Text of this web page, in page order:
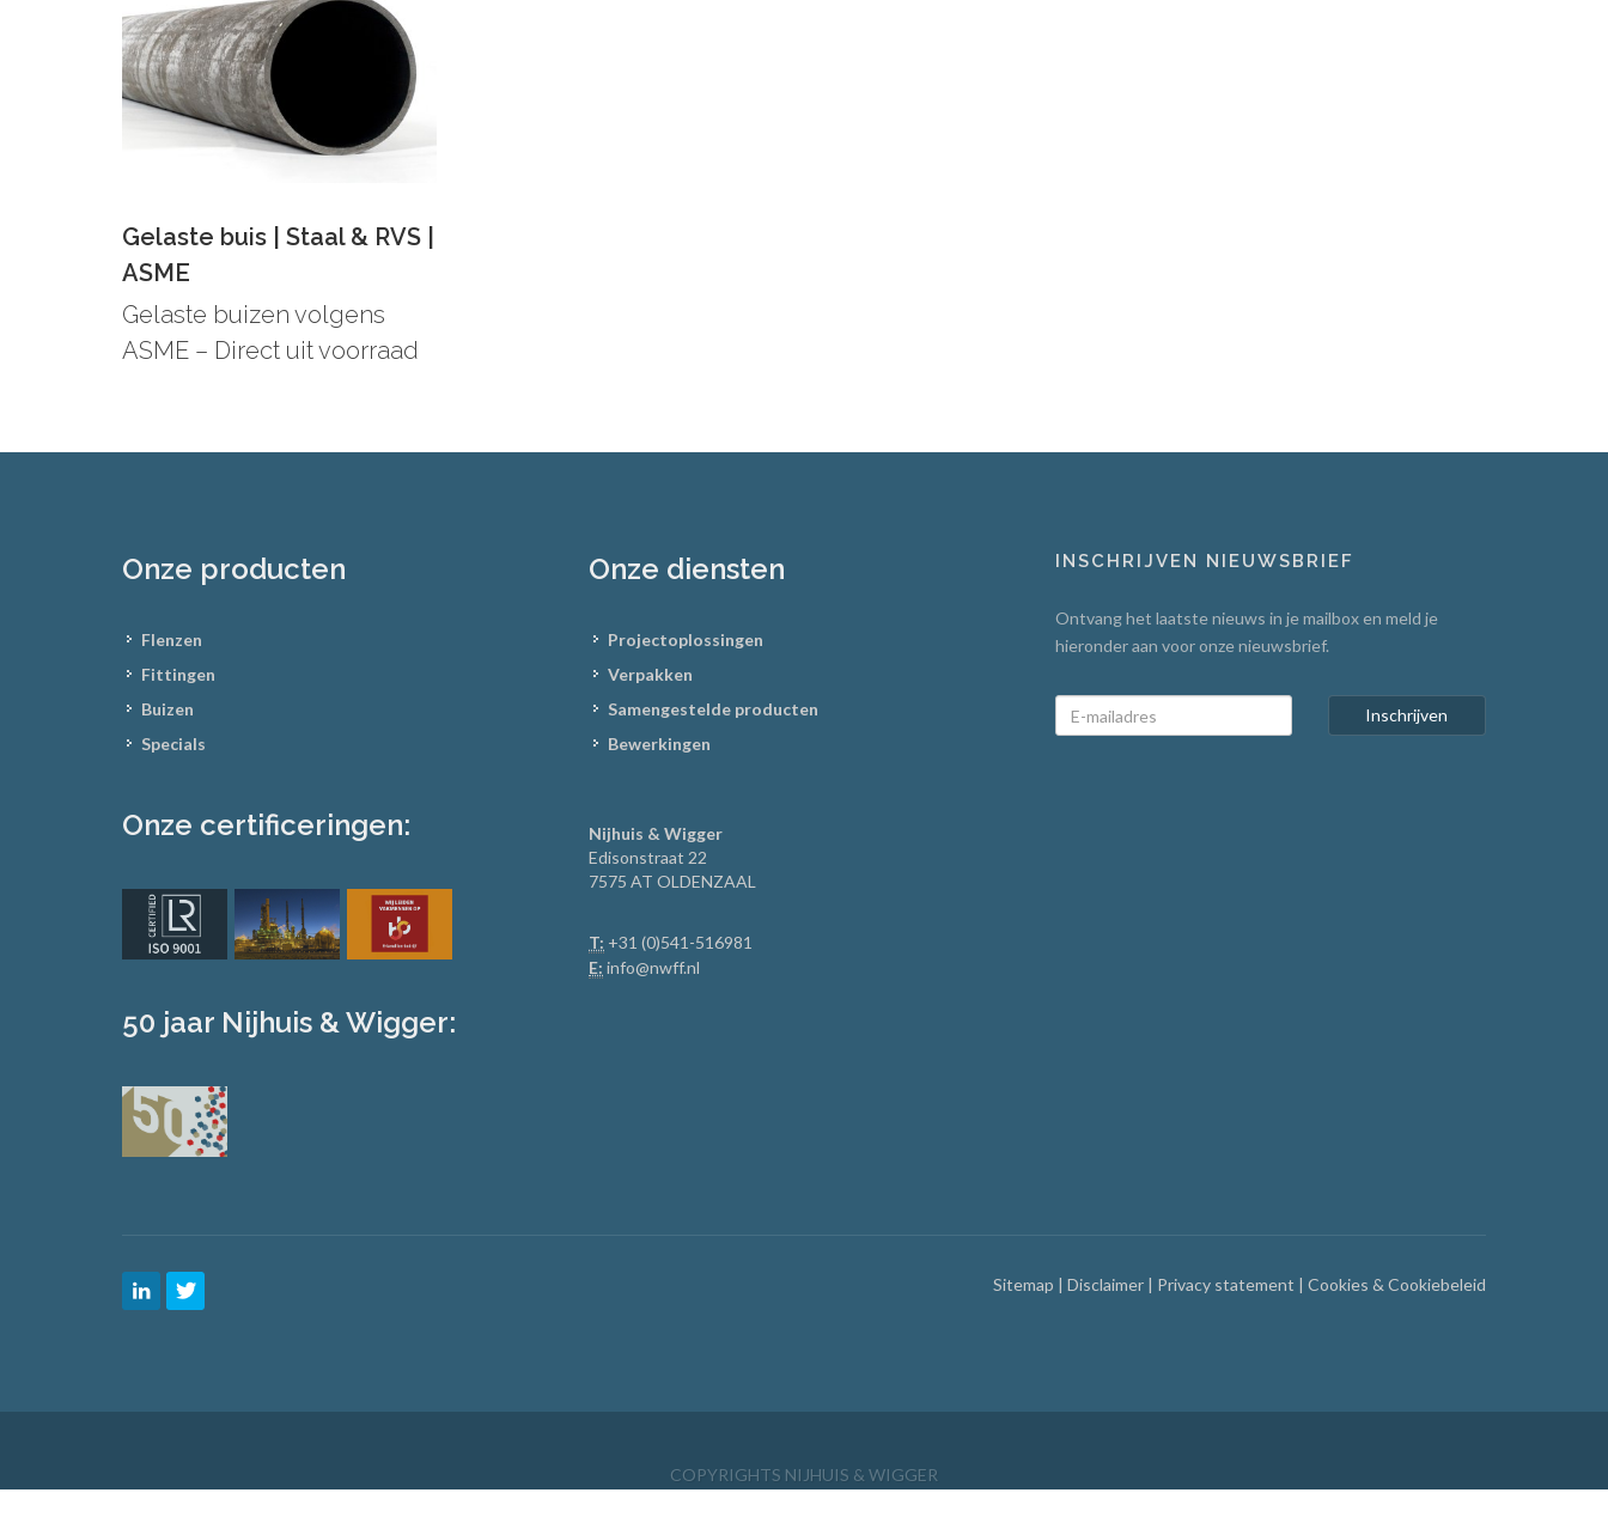
Gelaste buis | Staal & RVS |
ASME
Gelaste buizen volgens
ASME – Direct uit voorraad
Onze producten
Flenzen
Fittingen
Buizen
Specials
Onze certificeringen:
50 jaar Nijhuis & Wigger:
Onze diensten
Projectoplossingen
Verpakken
Samengestelde producten
Bewerkingen
Nijhuis & Wigger
Edisonstraat 22
7575 AT OLDENZAAL
T: +31 (0)541-516981
E: info@nwff.nl
INSCHRIJVEN NIEUWSBRIEF
Ontvang het laatste nieuws in je mailbox en meld je
hieronder aan voor onze nieuwsbrief.
Inschrijven
Sitemap | Disclaimer | Privacy statement | Cookies & Cookiebeleid
COPYRIGHTS NIJHUIS & WIGGER